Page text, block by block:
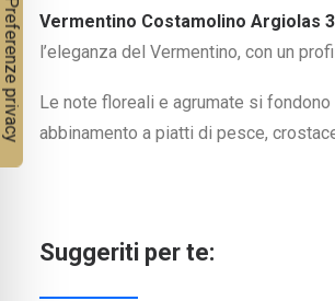
Vermentino Costamolino Argiolas
l’eleganza del Vermentino, con un
Le note floreali e agrumate si
abbinamento a piatti di pesce,
Suggeriti per te: